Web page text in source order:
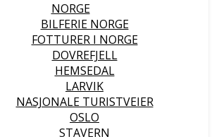
NORGE
BILFERIE NORGE
FOTTURER I NORGE
DOVREFJELL
HEMSEDAL
LARVIK
NASJONALE TURISTVEIER
OSLO
STAVERN